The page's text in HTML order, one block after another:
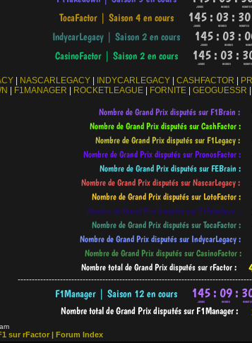
NASCARLEGACY INDYCARLEGACY CASHFACTOR
F1MANAGER ROCKETLEAGUE FORNITE GEOGUESSR
sur rFactor | Forum Index